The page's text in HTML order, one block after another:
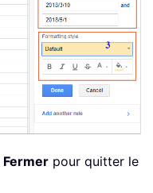
Fermer pour quitter le